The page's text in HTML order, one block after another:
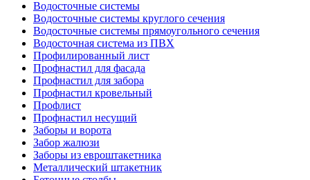
Водосточные системы
Водосточные системы круглого сечения
Водосточные системы прямоугольного сечения
Водосточная система из ПВХ
Профилированный лист
Профнастил для фасада
Профнастил для забора
Профнастил кровельный
Профлист
Профнастил несущий
Заборы и ворота
Забор жалюзи
Заборы из евроштакетника
Металлический штакетник